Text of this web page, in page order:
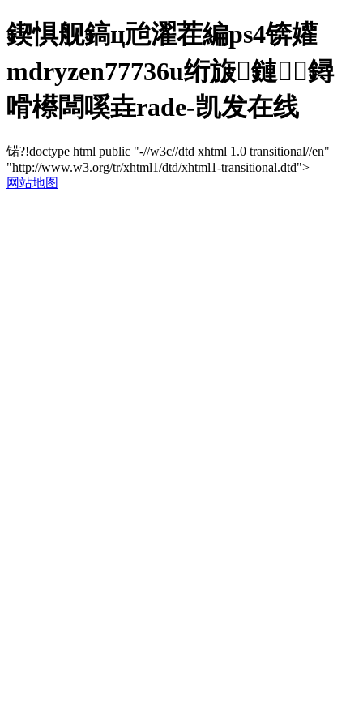
鍥惧舰鎬ц兘濯茬編ps4锛孉
mdryzen77736u绗旇鏈鐞
嗗櫒闆嗘垚rade-凯发在线
锘?!doctype html public "-//w3c//dtd xhtml 1.0 transitional//en"
"http://www.w3.org/tr/xhtml1/dtd/xhtml1-transitional.dtd">
网站地图